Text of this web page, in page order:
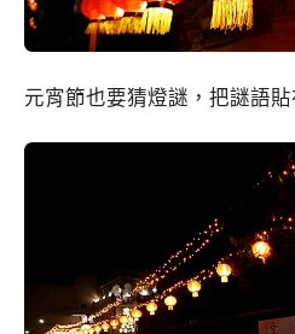
元宵節也要猜燈謎，把謎語